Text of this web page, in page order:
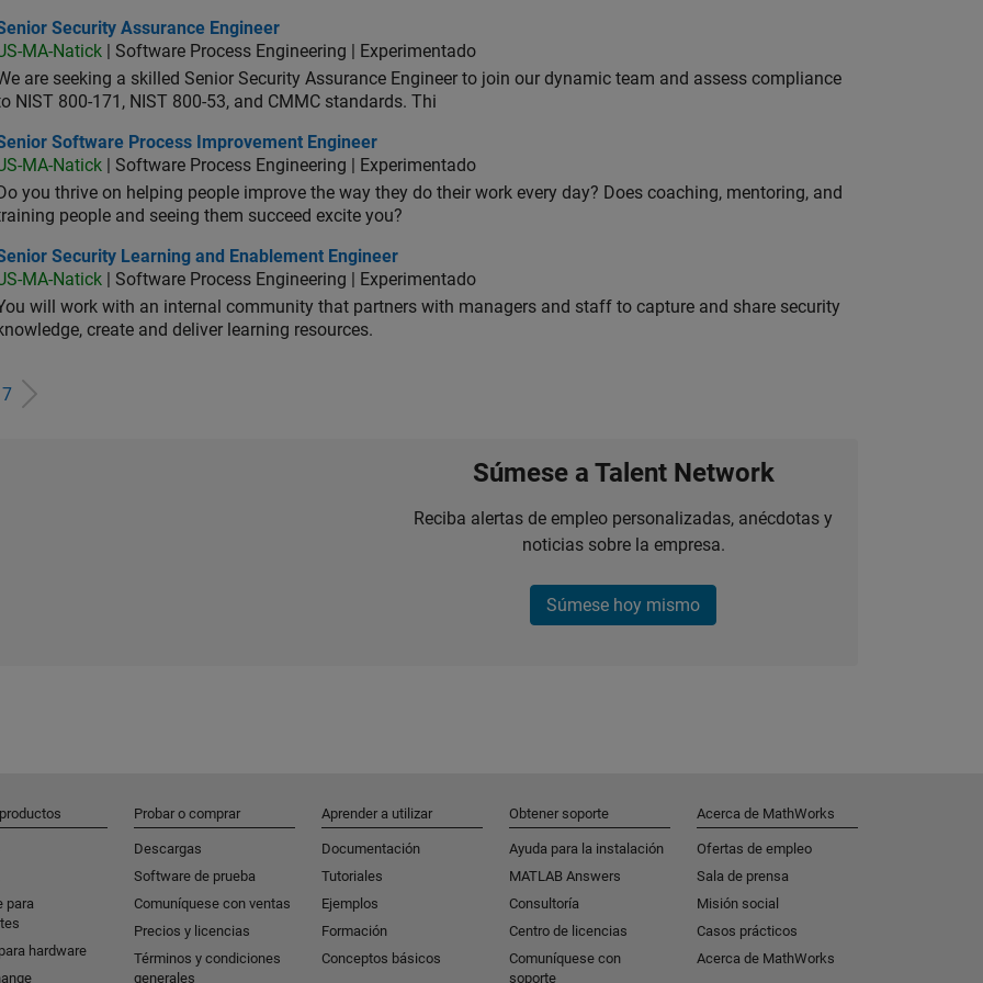
Security Assurance Engineer
Security Assurance Engineer
MA-Natick | Software Process Engineering | Experimentado
are seeking a skilled Senior Security Assurance Engineer to join our dynamic team and assess compliance
NIST 800-171, NIST 800-53, and CMMC standards. Thi
Software Process Improvement Engineer
Software Process Improvement Engineer
MA-Natick | Software Process Engineering | Experimentado
Do you thrive on helping people improve the way they do their work every day? Does coaching, mentoring, and
people and seeing them succeed excite you?
Security Learning and Enablement Engineer
Security Learning and Enablement Engineer
MA-Natick | Software Process Engineering | Experimentado
will work with an internal community that partners with managers and staff to capture and share security
create and deliver learning resources.
7
Súmese a Talent Network
Reciba alertas de empleo personalizadas, anécdotas y
noticias sobre la empresa.
Súmese hoy mismo
para
hardware
Probar o comprar
Descargas
Software de prueba
Comuníquese con ventas
Precios y licencias
Términos y condiciones
generales
Aprender a utilizar
Documentación
Tutoriales
Ejemplos
Formación
Conceptos básicos
Obtener soporte
Ayuda para la instalación
MATLAB Answers
Consultoría
Centro de licencias
Comuníquese con
soporte
Acerca de MathWorks
Ofertas de empleo
Sala de prensa
Misión social
Casos prácticos
Acerca de MathWorks